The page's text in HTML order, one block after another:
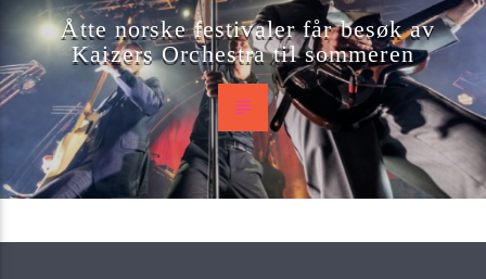
Åtte norske festivaler får besøk av
Kaizers Orchestra til sommeren